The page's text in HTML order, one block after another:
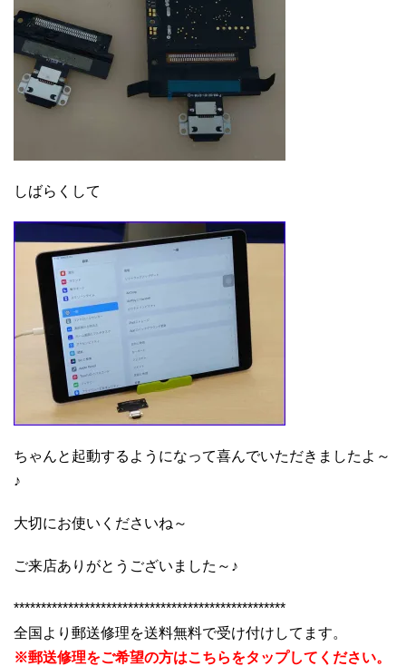
しばらくして
ちゃんと起動するようになって喜んでいただきましたよ～
♪
大切にお使いくださいね～
ご来店ありがとうございました～♪
**************************************************
全国より郵送修理を送料無料で受け付けしてます。
※郵送修理をご希望の方はこちらをタップしてください。